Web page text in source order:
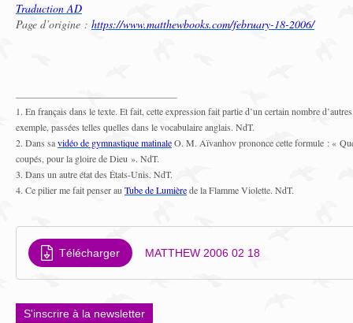
Traduction AD
Page d’origine : https://www.matthewbooks.com/february-18-2006/
1. En français dans le texte. Et fait, cette expression fait partie d’un certain nombre
exemple, passées telles quelles dans le vocabulaire anglais. NdT.
2. Dans savidéo de gymnastique matinaleO. M. Aïvanhov prononce cette formule : «
coupés, pour la gloire de Dieu ». NdT.
3. Dans un autre état des États-Unis. NdT.
4. Ce pilier me fait penser au Tube de Lumièrede la Flamme Violette. NdT.
Télécharger MATTHEW 2006 02 18
S'inscrire à la newsletter